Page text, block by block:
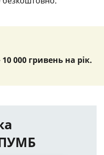
000 гривень на рік.